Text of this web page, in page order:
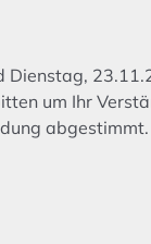
um Ihr
abgestimmt.